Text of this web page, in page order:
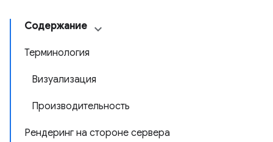
Содержание
Терминология
Визуализация
Производительность
Рендеринг на стороне сервера